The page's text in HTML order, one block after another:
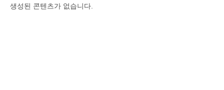
생성된 콘텐츠가 없습니다.